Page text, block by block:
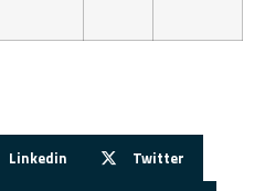
Linkedin Twitter